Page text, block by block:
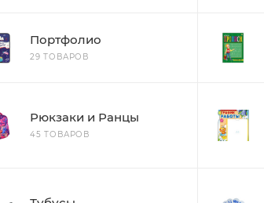
Портфолио
29 ТОВАРОВ
Рюкзаки и Ранцы
45 ТОВАРОВ